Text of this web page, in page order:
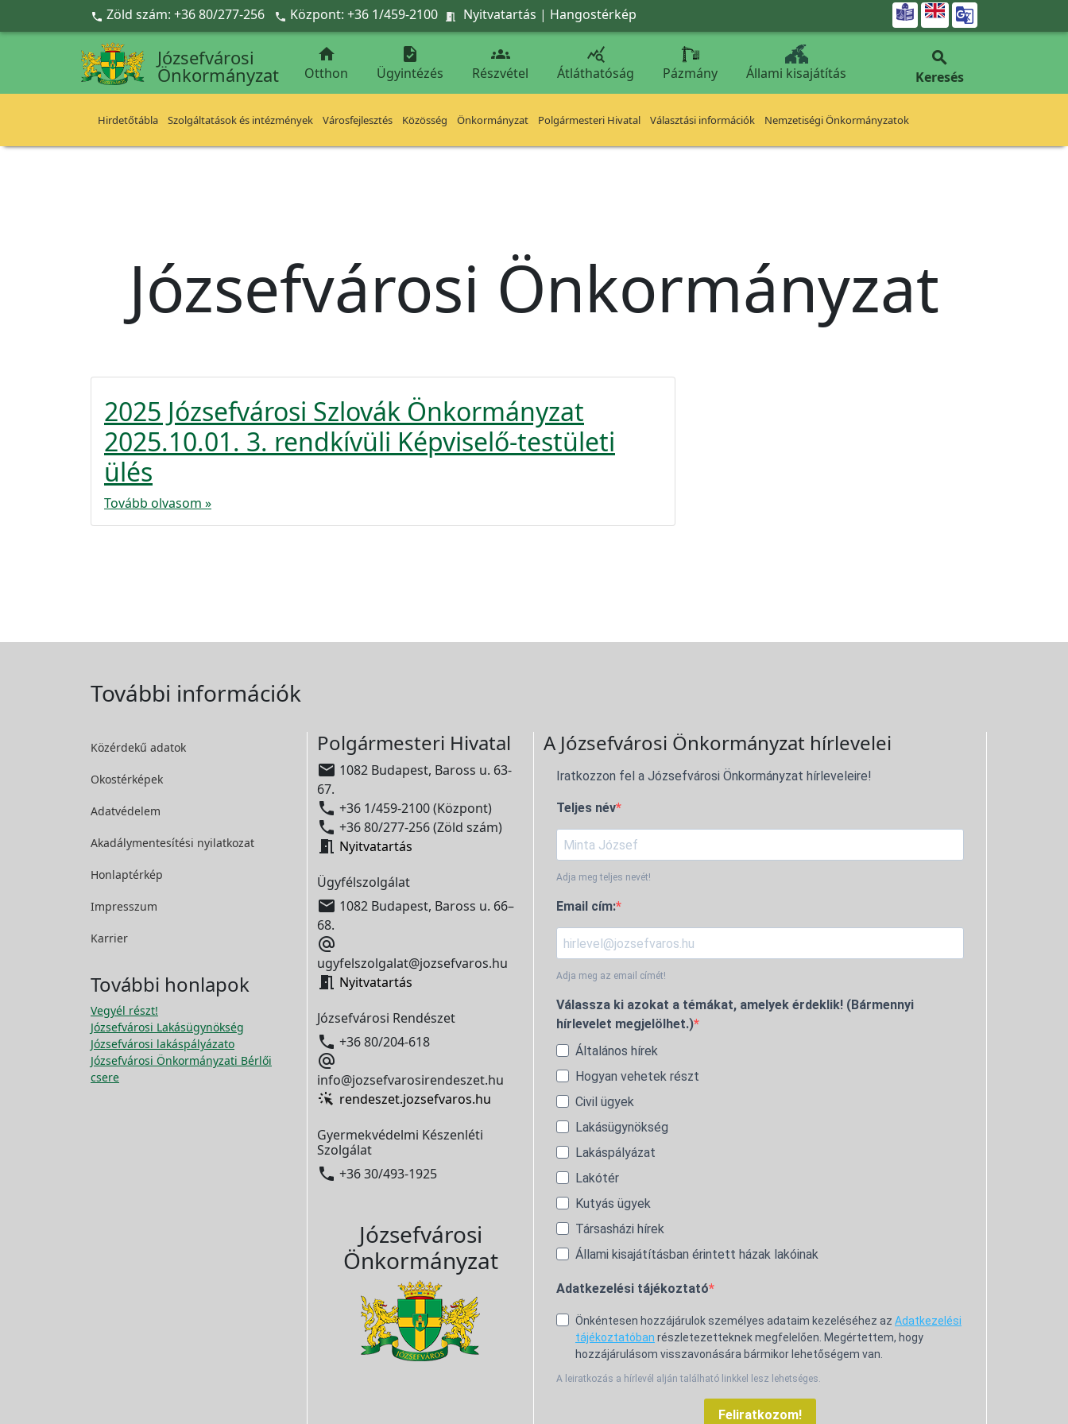
Ugrás a fő tartalomra
 Zöld szám: +36 80/277-256  Központ: +36 1/459-2100  Nyitvatartás | Hangostérkép 
Józsefvárosi
Önkormányzat

Otthon

Ügyintézés

Részvétel

Átláthatóság Pázmány Állami kisajátítás

Keresés
Hirdetőtábla Szolgáltatások és intézmények Városfejlesztés Közösség Önkormányzat Polgármesteri Hivatal Választási információk Nemzetiségi Önkormányzatok
Józsefvárosi Önkormányzat
2025 Józsefvárosi Szlovák Önkormányzat
2025.10.01. 3. rendkívüli Képviselő-testületi
ülés
Tovább olvasom »
További információk
Közérdekű adatok
Okostérképek
Adatvédelem
Akadálymentesítési nyilatkozat
Honlaptérkép
Impresszum
Karrier
További honlapok
Vegyél részt!
Józsefvárosi Lakásügynökség
Józsefvárosi lakáspályázato
Józsefvárosi Önkormányzati Bérlői
csere
Polgármesteri Hivatal
 1082 Budapest, Baross u. 63-
67.
 +36 1/459-2100 (Központ)
 +36 80/277-256 (Zöld szám)
 Nyitvatartás
Ügyfélszolgálat
 1082 Budapest, Baross u. 66–
68.

ugyfelszolgalat@jozsefvaros.hu
 Nyitvatartás
Józsefvárosi Rendészet
 +36 80/204-618

info@jozsefvarosirendeszet.hu
rendeszet.jozsefvaros.hu
Gyermekvédelmi Készenléti
Szolgálat
 +36 30/493-1925
Józsefvárosi
Önkormányzat
A Józsefvárosi Önkormányzat hírlevelei
Iratkozzon fel a Józsefvárosi Önkormányzat hírleveleire!
Teljes név
Adja meg teljes nevét!
Email cím:
Adja meg az email címét!
Válassza ki azokat a témákat, amelyek érdeklik! (Bármennyi
hírlevelet megjelölhet.)
Általános hírek
Hogyan vehetek részt
Civil ügyek
Lakásügynökség
Lakáspályázat
Lakótér
Kutyás ügyek
Társasházi hírek
Állami kisajátításban érintett házak lakóinak
Adatkezelési tájékoztató
Önkéntesen hozzájárulok személyes adataim kezeléséhez az Adatkezelési
tájékoztatóban részletezetteknek megfelelően. Megértettem, hogy
hozzájárulásom visszavonására bármikor lehetőségem van.
A leiratkozás a hírlevél alján található linkkel lesz lehetséges.
Feliratkozom!